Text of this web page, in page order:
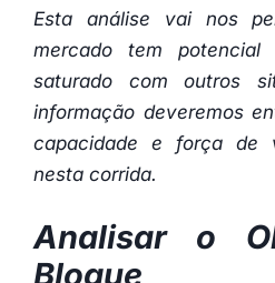
Esta análise vai nos
mercado tem
saturado com outros
informação deveremos
capacidade e força de
nesta corrida.
Analisar o
Blogue